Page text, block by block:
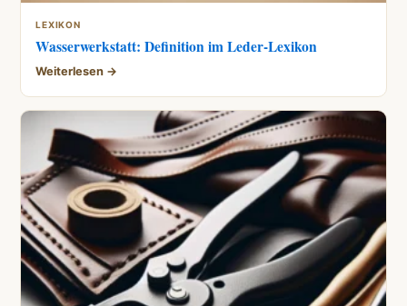
LEXIKON
Wasserwerkstatt: Definition im Leder-Lexikon
Weiterlesen →